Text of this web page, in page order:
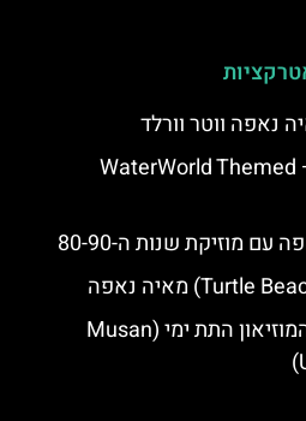
נאפה ווטר וורלד
פארק מים איה נאפה – ‪‪WaterWorld Themed
מוזיקת שנות ה-80-90
צלילה באיה נאפה אל המוזיאון התת ימי (Musan